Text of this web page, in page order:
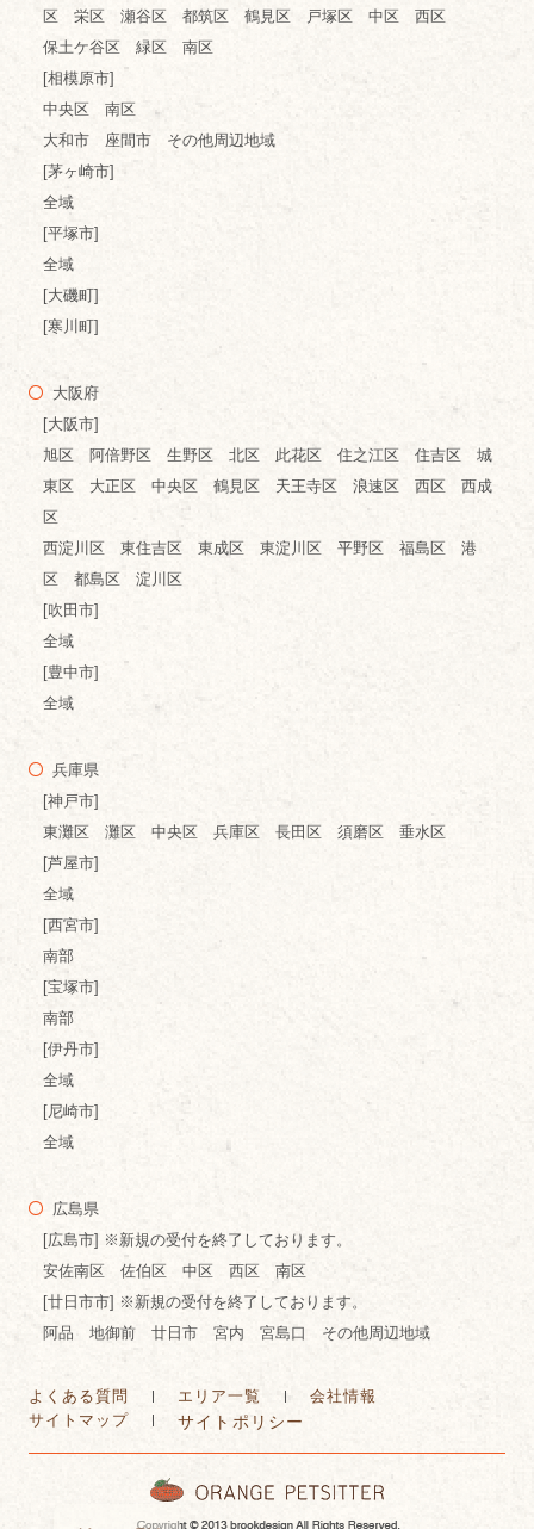
区 栄区 瀬谷区 都筑区 鶴見区 戸塚区 中区 西区
保土ケ谷区 緑区 南区
[相模原市]
中央区 南区
大和市 座間市 その他周辺地域
[茅ヶ崎市]
全域
[平塚市]
全域
[大磯町]
[寒川町]
大阪府
[大阪市]
旭区 阿倍野区 生野区 北区 此花区 住之江区 住吉区 城
東区 大正区 中央区 鶴見区 天王寺区 浪速区 西区 西成
区
西淀川区 東住吉区 東成区 東淀川区 平野区 福島区 港
区 都島区 淀川区
[吹田市]
全域
[豊中市]
全域
兵庫県
[神戸市]
東灘区 灘区 中央区 兵庫区 長田区 須磨区 垂水区
[芦屋市]
全域
[西宮市]
南部
[宝塚市]
南部
[伊丹市]
全域
[尼崎市]
全域
広島県
[広島市] ※新規の受付を終了しております。
安佐南区 佐伯区 中区 西区 南区
[廿日市市] ※新規の受付を終了しております。
阿品 地御前 廿日市 宮内 宮島口 その他周辺地域
よくある質問 エリア一覧
会社情報
サイトマップ
サイトポリシー